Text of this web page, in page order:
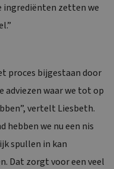
ingrediënten zetten we
proces bijgestaan door
adviezen waar we tot op
vertelt Liesbeth.
hebben we nu een nis
spullen in kan
Dat zorgt voor een veel